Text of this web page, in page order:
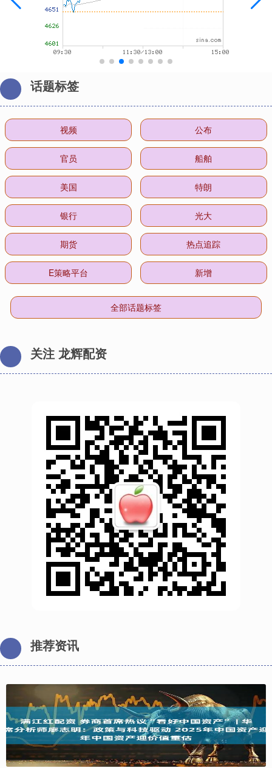
话题标签
视频 公布
官员 船舶
美国 特朗
银行 光大
期货 热点追踪
E策略平台 新增
全部话题标签
关注 龙辉配资
推荐资讯